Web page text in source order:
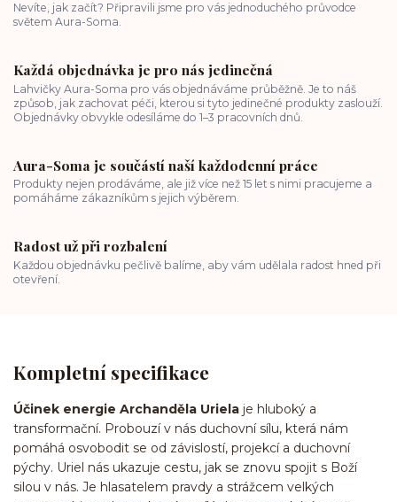
Nevíte, jak začít? Připravili jsme pro vás jednoduchého průvodce
světem Aura-Soma.
Každá objednávka je pro nás jedinečná
Lahvičky Aura-Soma pro vás objednáváme průběžně. Je to náš
způsob, jak zachovat péči, kterou si tyto jedinečné produkty zaslouží.
Objednávky obvykle odesíláme do 1–3 pracovních dnů.
Aura-Soma je součástí naší každodenní práce
Produkty nejen prodáváme, ale již více než 15 let s nimi pracujeme a
pomáháme zákazníkům s jejich výběrem.
Radost už při rozbalení
Každou objednávku pečlivě balíme, aby vám udělala radost hned při
otevření.
Kompletní specifikace
Účinek energie Archanděla Uriela je hluboký a
transformační. Probouzí v nás duchovní sílu, která nám
pomáhá osvobodit se od závislostí, projekcí a duchovní
pýchy. Uriel nás ukazuje cestu, jak se znovu spojit s Boží
silou v nás. Je hlasatelem pravdy a strážcem velkých